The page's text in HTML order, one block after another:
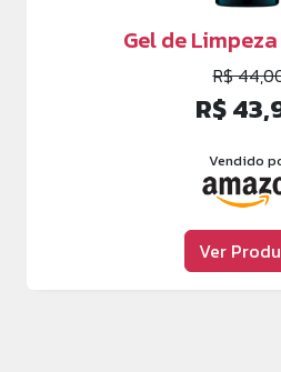
Gel de
R$
R$
Vendido
Ver